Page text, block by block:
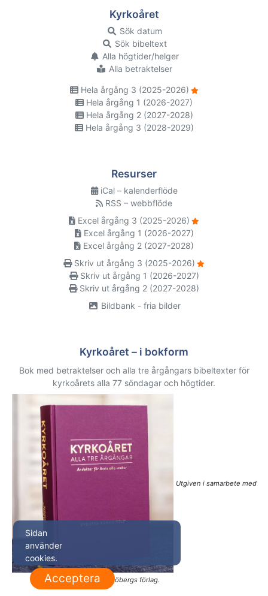
Kyrkoåret
Sök datum
Sök bibeltext
Alla högtider/helger
Alla betraktelser
Hela årgång 3 (2025-2026)
Hela årgång 1 (2026-2027)
Hela årgång 2 (2027-2028)
Hela årgång 3 (2028-2029)
Resurser
iCal – kalenderflöde
RSS – webbflöde
Excel årgång 3 (2025-2026)
Excel årgång 1 (2026-2027)
Excel årgång 2 (2027-2028)
Skriv ut årgång 3 (2025-2026)
Skriv ut årgång 1 (2026-2027)
Skriv ut årgång 2 (2027-2028)
Bildbank - fria bilder
Kyrkoåret – i bokform
Bok med betraktelser och alla tre årgångars bibeltexter för
kyrkoårets alla 77 söndagar och högtider.
Utgiven i samarbete med
Sjöbergs förlag.
Sidan
använder
cookies.
Acceptera